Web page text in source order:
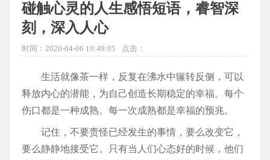
碰触心灵的人生感悟短语，睿智深
刻，深入人心
时间：2020-04-06 10:49:05 点击：
生活就像茶一样，反复在沸水中辗转反侧，可以
释放内心的潜能，为自己创造长期稳定的幸福。每个
伤口都是一种成熟。每一次成熟都是幸福的预兆。
记住，不要责怪已经发生的事情，要么改变它，
要么静静地接受它。只有当人们心态好的时候，他们